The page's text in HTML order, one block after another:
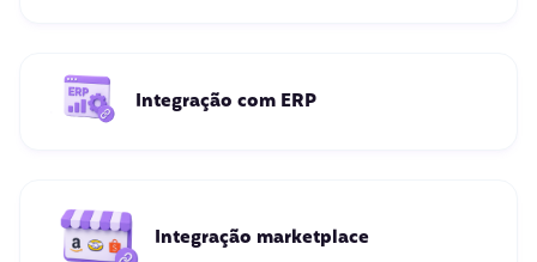
Integração com ERP
Integração marketplace